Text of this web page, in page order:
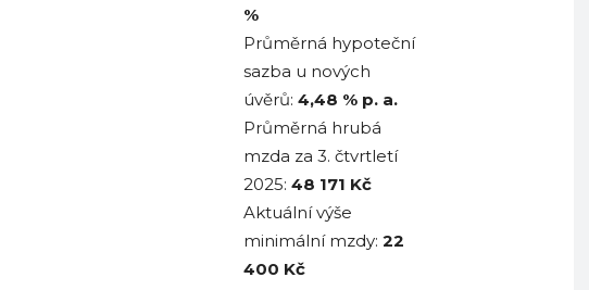
%
Průměrná hypoteční
sazba u nových
úvěrů: 4,48 % p. a.
Průměrná hrubá
mzda za 3. čtvrtletí
2025: 48 171 Kč
Aktuální výše
minimální mzdy: 22
400 Kč